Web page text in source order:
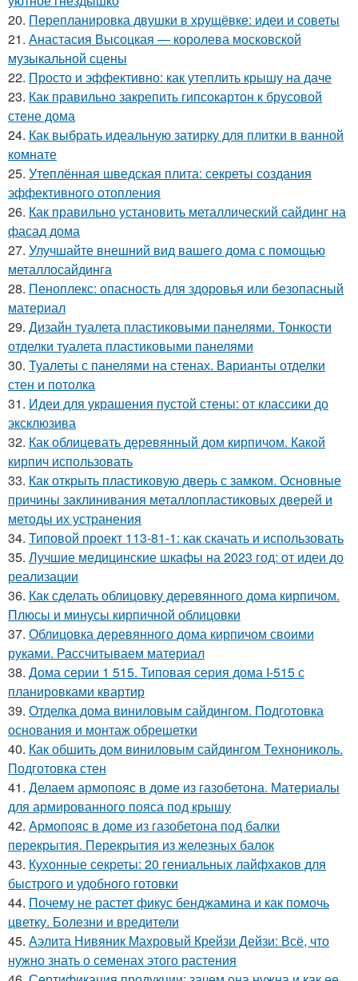
20. Перепланировка двушки в хрущёвке: идеи и советы
21. Анастасия Высоцкая — королева московской
музыкальной сцены
22. Просто и эффективно: как утеплить крышу на даче
23. Как правильно закрепить гипсокартон к брусовой
стене дома
24. Как выбрать идеальную затирку для плитки в ванной
комнате
25. Утеплённая шведская плита: секреты создания
эффективного отопления
26. Как правильно установить металлический сайдинг на
фасад дома
27. Улучшайте внешний вид вашего дома с помощью
металлосайдинга
28. Пеноплекс: опасность для здоровья или безопасный
материал
29. Дизайн туалета пластиковыми панелями. Тонкости
отделки туалета пластиковыми панелями
30. Туалеты с панелями на стенах. Варианты отделки
стен и потолка
31. Идеи для украшения пустой стены: от классики до
эксклюзива
32. Как облицевать деревянный дом кирпичом. Какой
кирпич использовать
33. Как открыть пластиковую дверь с замком. Основные
причины заклинивания металлопластиковых дверей и
методы их устранения
34. Типовой проект 113-81-1: как скачать и использовать
35. Лучшие медицинские шкафы на 2023 год: от идеи до
реализации
36. Как сделать облицовку деревянного дома кирпичом.
Плюсы и минусы кирпичной облицовки
37. Облицовка деревянного дома кирпичом своими
руками. Рассчитываем материал
38. Дома серии 1 515. Типовая серия дома I-515 с
планировками квартир
39. Отделка дома виниловым сайдингом. Подготовка
основания и монтаж обрешетки
40. Как обшить дом виниловым сайдингом Технониколь.
Подготовка стен
41. Делаем армопояс в доме из газобетона. Материалы
для армированного пояса под крышу
42. Армопояс в доме из газобетона под балки
перекрытия. Перекрытия из железных балок
43. Кухонные секреты: 20 гениальных лайфхаков для
быстрого и удобного готовки
44. Почему не растет фикус бенджамина и как помочь
цветку. Болезни и вредители
45. Аэлита Нивяник Махровый Крейзи Дейзи: Всё, что
нужно знать о семенах этого растения